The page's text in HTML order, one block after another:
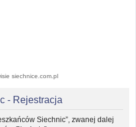
siechnice.com.pl
- Rejestracja
Siechnic”, zwanej dalej